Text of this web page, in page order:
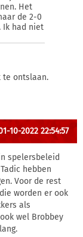
Het
de 2-0
Ik had niet
te ontslaan.
10-2022 22:54:57
spelersbeleid
hebben
Voor de rest
worden er ook
als
wel Brobbey